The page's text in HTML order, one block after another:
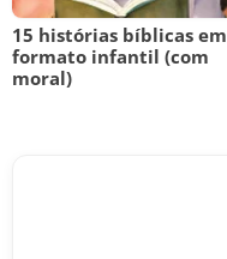
15 histórias bíblicas em
formato infantil (com
moral)